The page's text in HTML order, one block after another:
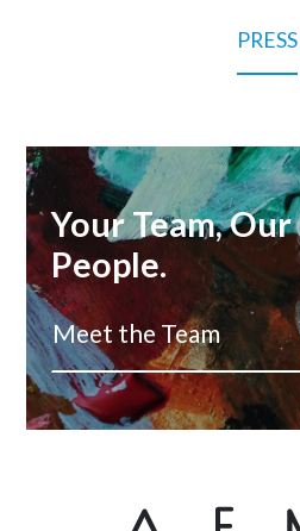
PRESS
Your Team, Our
People.
Meet the Team